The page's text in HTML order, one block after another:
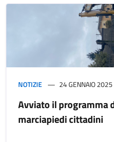
NOTIZIE 24 GENNAIO 2025
Avviato il programma
marciapiedi cittadini